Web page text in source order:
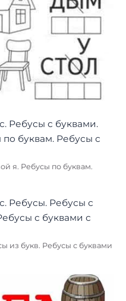
я. Ребусы по буквам.
из букв. Ребусы с буквами